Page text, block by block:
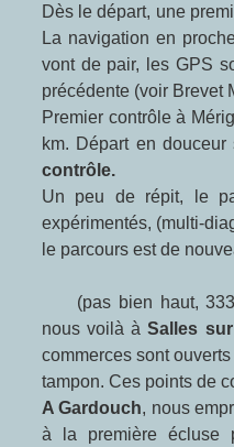
Dès le départ, une
La navigation en
vont de pair, les GPS
précédente (voir Brevet
Premier contrôle à
km. Départ en
contrôle.
Un peu de répit, le
expérimentés, (multi-
le parcours est de
(pas bien haut, 333 mètres), descente, nouvelle grimpette puis descente et
nous voilà àSalles
commerces sont
tampon. Ces points de
A Gardouch, nous
à la première écluse